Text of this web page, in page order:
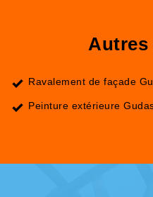
Autres
Ravalement de façade
Peinture extérieure